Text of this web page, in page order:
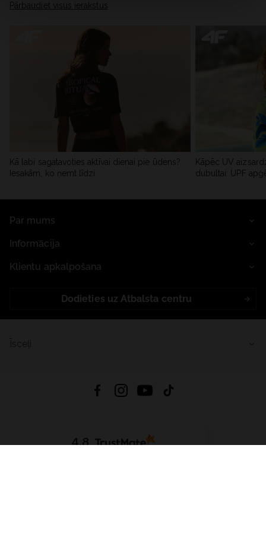
Pārbaudiet visus ierakstus
Kā labi sagatavoties aktīvai dienai pie ūdens?
Iesakām, ko ņemt līdzi
Kāpēc UV
dubultai: UPF
Par mums
Informācija
Klientu apkalpošana
Dodieties uz Atbalsta centru
4.8